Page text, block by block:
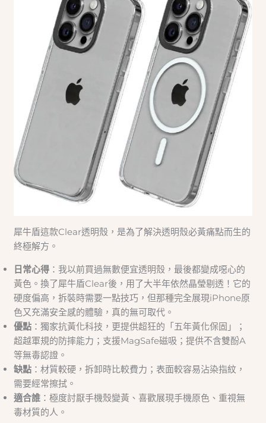
犀牛盾這款Clear透明殼，是為了解決透明殼必黃痛點而生的
終極解方。
日常心得 ：我以前買過無數便宜透明殼，最後都變成噁心的
黃色。換了犀牛盾Clear後，用了大半年依然晶瑩剔透！它的
硬度偏高，拆裝時需要一點技巧，但那種完全展現iPhone原
色又充滿安全感的體驗，真的無可取代。
優點 ：獨家抗黃化科技，更提供超狂的「五年黃化保固」；
超越軍規的防摔能力；支援MagSafe磁吸；提供不含雙酚A
等無毒認證。
缺點 ：材質較硬，拆卸時比較費力；表面較容易沾染指紋，
需要經常擦拭。
適合誰 ：極度討厭手機殼變黃、喜歡展現手機原色、重視無
毒材質的人。